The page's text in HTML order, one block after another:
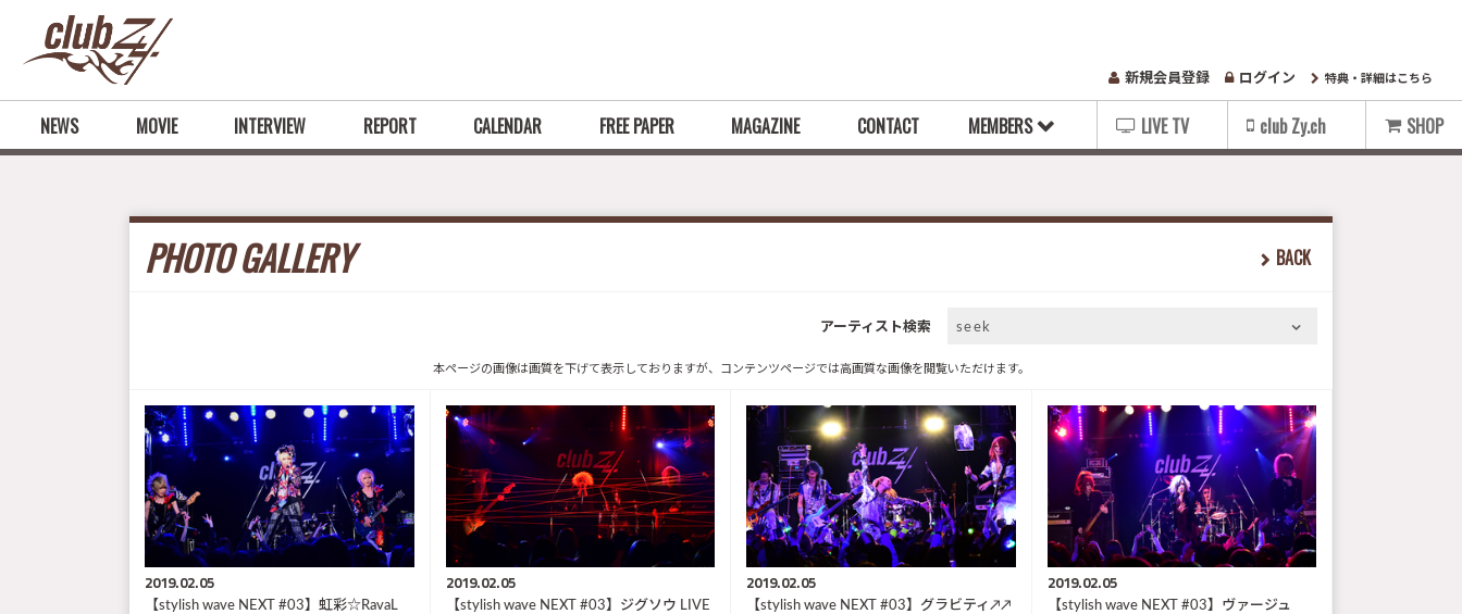
新規会員登録 ログイン 特典・詳細はこちら
NEWS MOVIE INTERVIEW REPORT CALENDAR FREE PAPER MAGAZINE CONTACT MEMBERS LIVE TV club Zy.ch SHOP
PHOTO GALLERY BACK
アーティスト検索 seek
本ページの画像は画質を下げて表示しておりますが、 コンテンツページでは高画質な画像を閲覧いただけます。
2019.02.05
【stylish wave NEXT #03】虹彩☆RavaL
2019.02.05
【stylish wave NEXT #03】ジグソウ LIVE
2019.02.05
【stylish wave NEXT #03】グラビティ↗↗
2019.02.05
【stylish wave NEXT #03】ヴァージュ